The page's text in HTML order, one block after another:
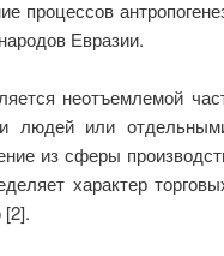
процессов
Евразии.
неотъемлемой
людей или
из сферы
характер